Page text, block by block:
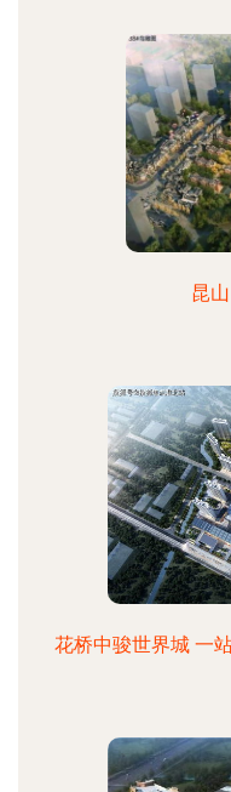
昆
花桥中骏世界城 一